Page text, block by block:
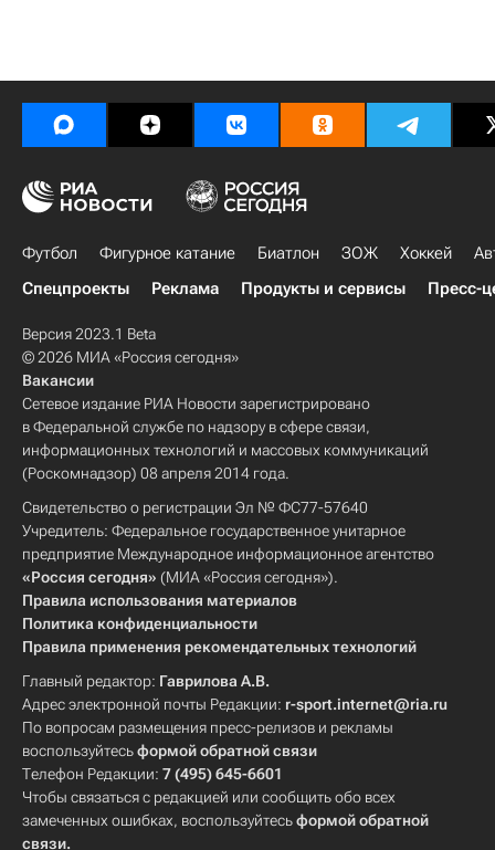
Футбол Фигурное катание Биатлон ЗОЖ Хоккей
Спецпроекты
Реклама Продукты и сервисы Пресс-
Версия 2023.1 Beta
© 2026 МИА «Россия сегодня»
Вакансии
Сетевое издание РИА Новости зарегистрировано
в Федеральной службе по надзору в сфере связи,
информационных технологий и массовых коммуникаций
(Роскомнадзор) 08 апреля 2014 года.
Свидетельство о регистрации Эл № ФС77-57640
Учредитель: Федеральное государственное унитарное
предприятие Международное информационное агентство
«Россия сегодня» (МИА «Россия сегодня»).
Правила использования материалов
Политика конфиденциальности
Правила применения рекомендательных технологий
Главный редактор: Гаврилова А.В.
Адрес электронной почты Редакции: r-sport.internet@ria.ru
По вопросам размещения пресс-релизов и рекламы
воспользуйтесьформой обратной связи
Телефон Редакции: 7 (495) 645-6601
Чтобы связаться с редакцией или сообщить обо всех
замеченных ошибках, воспользуйтесьформой обратной
связи.